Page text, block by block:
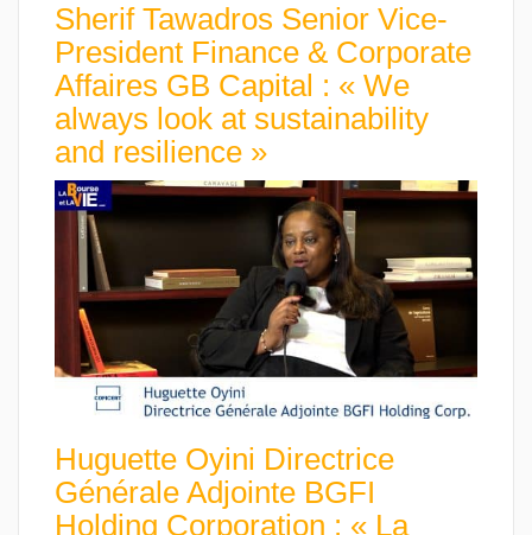
Sherif Tawadros Senior Vice-
President Finance & Corporate
Affaires GB Capital : « We
always look at sustainability
and resilience »
Huguette Oyini Directrice
Générale Adjointe BGFI
Holding Corporation : « La